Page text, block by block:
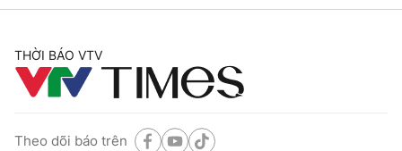
THỜI BÁO VTV
Theo dõi báo trên